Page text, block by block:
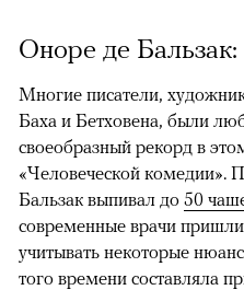
Оноре де
Многие писатели,
Баха и Бетховена, были
своеобразный рекорд в
«Человеческой комедии».
Бальзак выпивал до 50
современные врачи
учитывать некоторые
того времени составляла